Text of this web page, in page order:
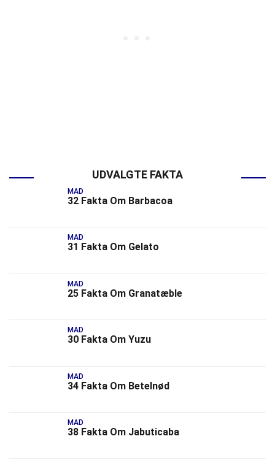
UDVALGTE FAKTA
MAD
32 Fakta Om Barbacoa
MAD
31 Fakta Om Gelato
MAD
25 Fakta Om Granatæble
MAD
30 Fakta Om Yuzu
MAD
34 Fakta Om Betelnød
MAD
38 Fakta Om Jabuticaba